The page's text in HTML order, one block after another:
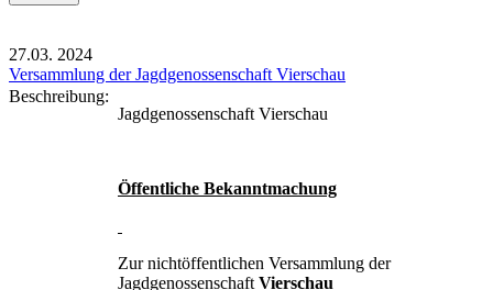
27.03. 2024
Versammlung der Jagdgenossenschaft Vierschau
Beschreibung:
Jagdgenossenschaft Vierschau
Öffentliche Bekanntmachung
Zur nichtöffentlichen Versammlung der
Jagdgenossenschaft Vierschau